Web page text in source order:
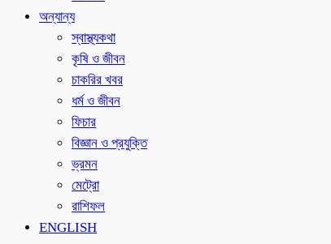
অন্যান্য
স্বাস্থ্যকথা
কৃষি ও জীবন
চাকরির খবর
ধর্ম ও জীবন
ফিচার
বিজ্ঞান ও প্রযুক্তি
ভ্রমন
মেট্রো
রাশিফল
ENGLISH